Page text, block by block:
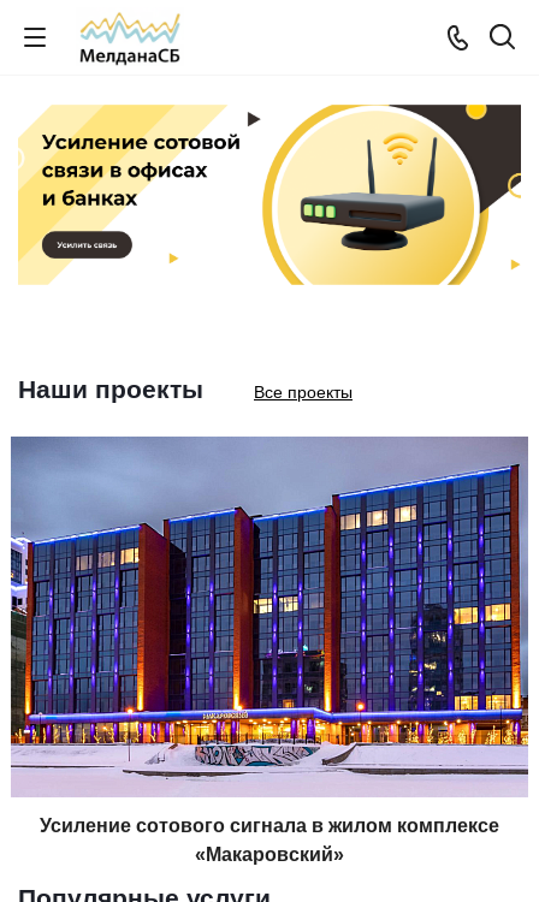
Наши проекты Все проекты
Усиление сотового сигнала в жилом комплексе
«Макаровский»